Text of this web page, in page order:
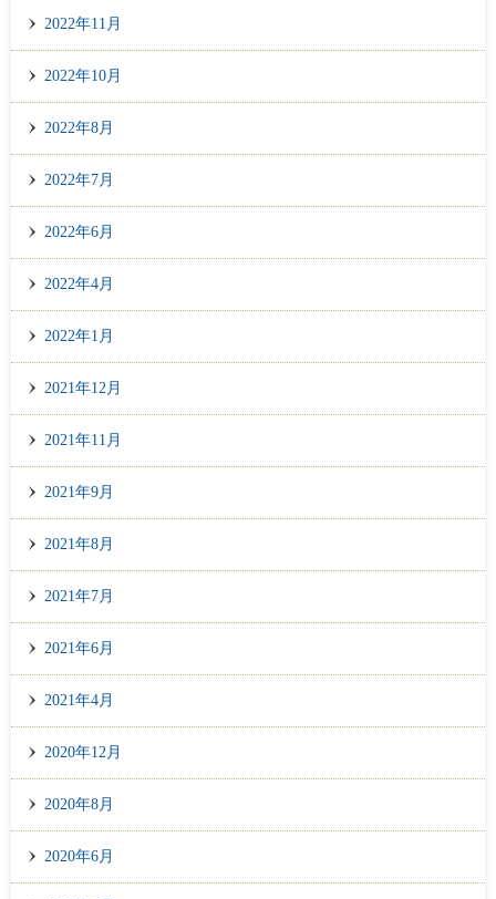
2022年11月
2022年10月
2022年8月
2022年7月
2022年6月
2022年4月
2022年1月
2021年12月
2021年11月
2021年9月
2021年8月
2021年7月
2021年6月
2021年4月
2020年12月
2020年8月
2020年6月